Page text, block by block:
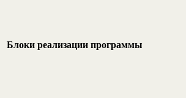
Блоки реализации программы